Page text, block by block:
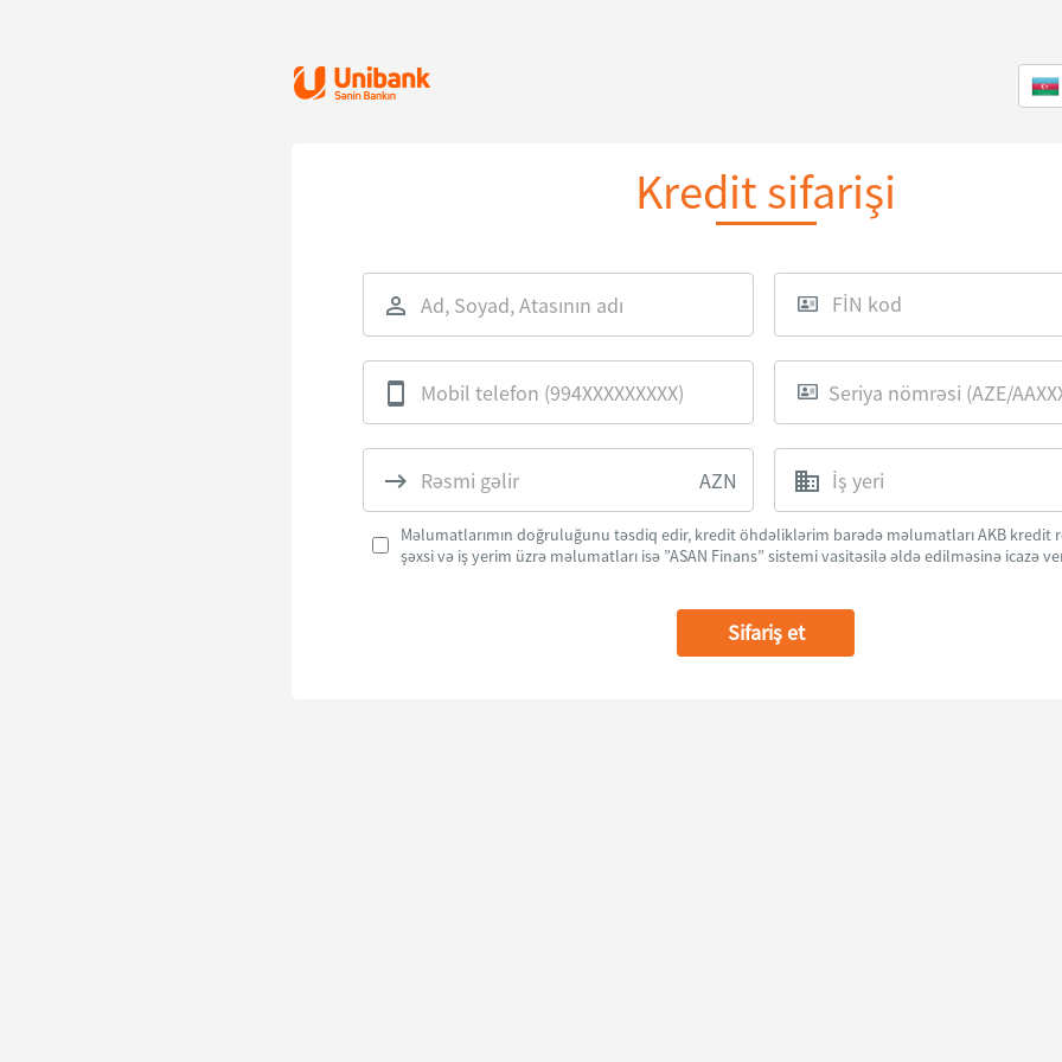
Kredit sifarişi
AZN
Məlumatlarımın doğruluğunu təsdiq edir, kredit öhdəliklərim barədə məlumatları AKB kredit
şəxsi və iş yerim üzrə məlumatları isə ”ASAN Finans” sistemi vasitəsilə əldə edilməsinə icazə